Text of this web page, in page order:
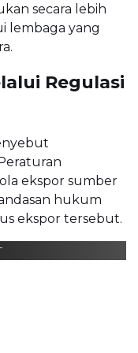
secara lebih
lembaga yang
Regulasi
ekspor sumber
hukum
ekspor tersebut.